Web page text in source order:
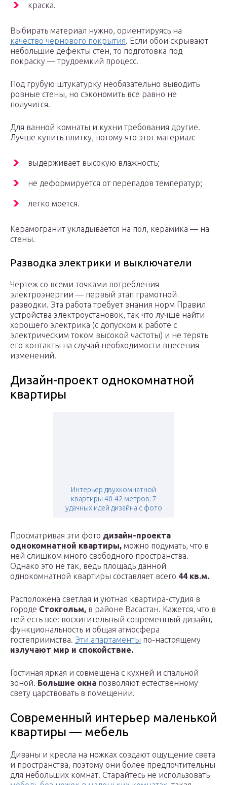
краска.
Выбирать материал нужно, ориентируясь на
качество чернового покрытия. Если обои скрывают
небольшие дефекты стен, то подготовка под
покраску — трудоемкий процесс.
Под грубую штукатурку необязательно выводить
ровные стены, но сэкономить все равно не
получится.
Для ванной комнаты и кухни требования другие.
Лучше купить плитку, потому что этот материал:
выдерживает высокую влажность;
не деформируется от перепадов температур;
легко моется.
Керамогранит укладывается на пол, керамика — на
стены.
Разводка электрики и выключатели
Чертеж со всеми точками потребления
электроэнергии — первый этап грамотной
разводки. Эта работа требует знания норм Правил
устройства электроустановок, так что лучше найти
хорошего электрика (с допуском к работе с
электрическим током высокой частоты) и не терять
его контакты на случай необходимости внесения
изменений.
Дизайн-проект однокомнатной
квартиры
Интерьер двухкомнатной
квартиры 40-42 метров: 7
удачных идей дизайна с фото
Просматривая эти фото дизайн-проекта
однокомнатной квартиры, можно подумать, что в
ней слишком много свободного пространства.
Однако это не так, ведь площадь данной
однокомнатной квартиры составляет всего 44 кв.м.
Расположена светлая и уютная квартира-студия в
городе Стокгольм, в районе Васастан. Кажется, что в
ней есть все: восхитительный современный дизайн,
функциональность и общая атмосфера
гостеприимства. Эти апартаменты по-настоящему
излучают мир и спокойствие.
Гостиная яркая и совмещена с кухней и спальной
зоной. Большие окна позволяют естественному
свету царствовать в помещении.
Современный интерьер маленькой
квартиры — мебель
Диваны и кресла на ножках создают ощущение света
и пространства, поэтому они более предпочтительны
для небольших комнат. Старайтесь не использовать